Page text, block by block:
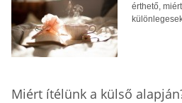
érthető,
Miért ítélünk a külső